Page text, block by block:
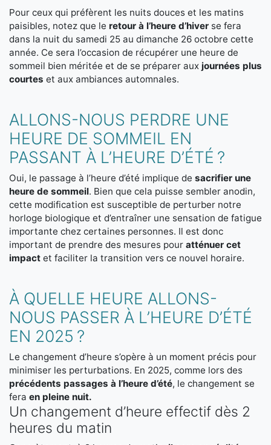
Pour ceux qui préfèrent les nuits douces et les matins
paisibles, notez que le retour à l’heure d’hiver se fera
dans la nuit du samedi 25 au dimanche 26 octobre cette
année. Ce sera l’occasion de récupérer une heure de
sommeil bien méritée et de se préparer aux journées plus
courtes et aux ambiances automnales.
ALLONS-NOUS PERDRE UNE
HEURE DE SOMMEIL EN
PASSANT À L’HEURE D’ÉTÉ ?
Oui, le passage à l’heure d’été implique de sacrifier une
heure de sommeil. Bien que cela puisse sembler anodin,
cette modification est susceptible de perturber notre
horloge biologique et d’entraîner une sensation de fatigue
importante chez certaines personnes. Il est donc
important de prendre des mesures pour atténuer cet
impact et faciliter la transition vers ce nouvel horaire.
À QUELLE HEURE ALLONS-
NOUS PASSER À L’HEURE D’ÉTÉ
EN 2025 ?
Le changement d’heure s’opère à un moment précis pour
minimiser les perturbations. En 2025, comme lors des
précédents passages à l’heure d’été, le changement se
fera en pleine nuit.
Un changement d’heure effectif dès 2
heures du matin